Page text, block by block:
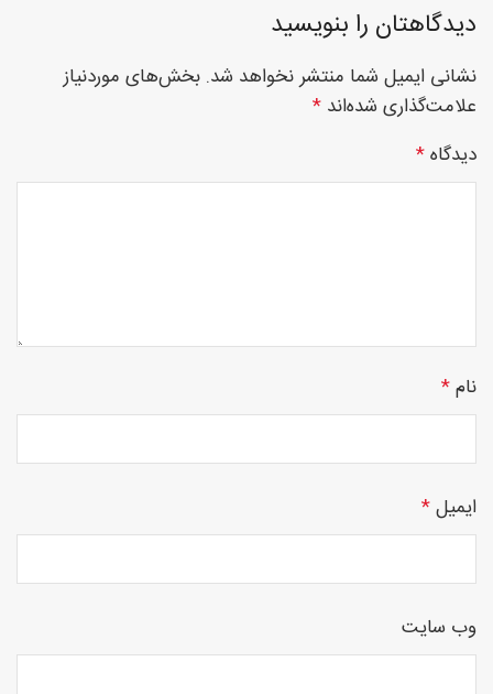
تخصصی
نصب
های
چوبی
منبت
دیدگاهتان را بنویسید
نشانی ایمیل شما منتشر نخواهد شد. بخش‌های موردنیاز
علامت‌گذاری شده‌اند *
دیدگاه*
نام*
ایمیل*
وب‌ سایت